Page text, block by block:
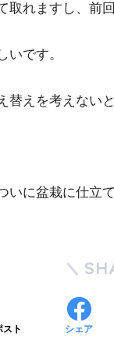
取れますし、前
いです。
替えを考えない
いに盆栽に仕立て
スト シェア